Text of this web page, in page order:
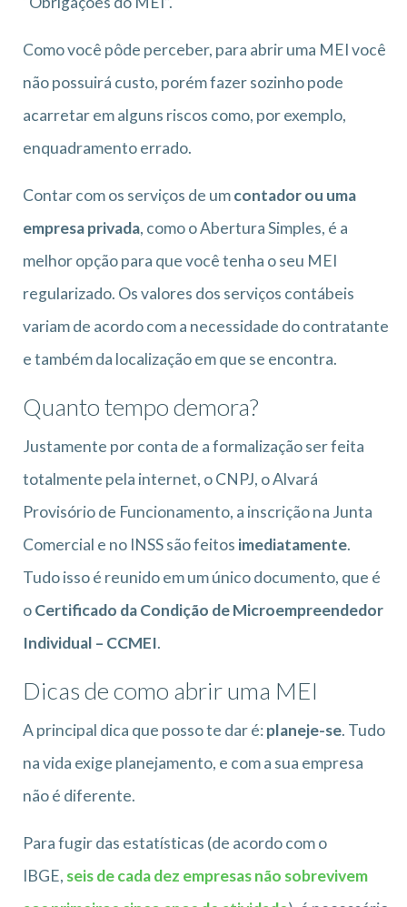
Como você pôde perceber, para abrir uma MEI você
não possuirá custo, porém fazer sozinho pode
acarretar em alguns riscos como, por exemplo,
enquadramento errado.
Contar com os serviços de umcontador ou uma
empresa privada, como o Abertura Simples, é a
melhor opção para que você tenha o seu MEI
regularizado. Os valores dos serviços contábeis
variam de acordo com a necessidade do contratante
e também da localização em que se encontra.
Quanto tempo demora?
Justamente por conta de a formalização ser feita
totalmente pela internet, o CNPJ, o Alvará
Provisório de Funcionamento, a inscrição na Junta
Comercial e no INSS são feitos imediatamente.
Tudo isso é reunido em um único documento, que é
oCertificado da Condição de Microempreendedor
Individual – CCMEI.
Dicas de como abrir uma MEI
A principal dica que posso te dar é:planeje-se. Tudo
na vida exige planejamento, e com a sua empresa
não é diferente.
Para fugir das estatísticas (de acordo com o
IBGE, seis de cada dez empresas não sobrevivem